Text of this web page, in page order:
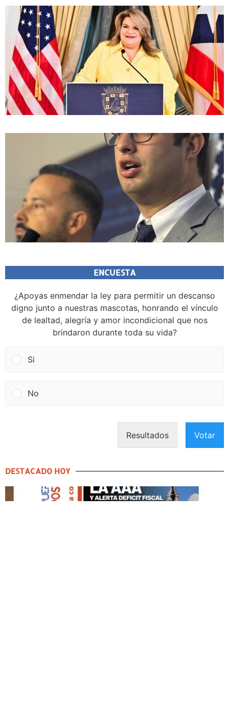
ENCUESTA
¿Apoyas enmendar la ley para permitir un descanso
digno junto a nuestras mascotas, honrando el vínculo
de lealtad, alegría y amor incondicional que nos
brindaron durante toda su vida?
Si
No
Resultados Votar
DESTACADO HOY